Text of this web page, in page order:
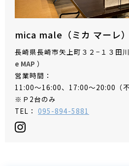
mica male（ミカ マーレ）
長崎県長崎市矢上町３２−１３田
e MAP ）
営業時間：
11:00～16:00、17:00～20:00（不
※Ｐ2台のみ
TEL： 095-894-5881